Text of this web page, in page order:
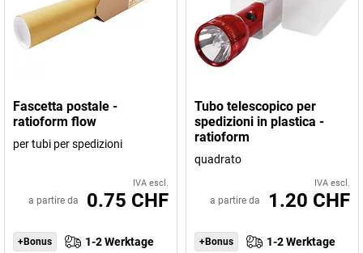
Fascetta postale -
ratioform flow
per tubi per spedizioni
IVA escl.
a partire da 0.75 CHF
+Bonus 1-2 Werktage
Tubo telescopico per
spedizioni in plastica -
ratioform
quadrato
IVA escl.
a partire da 1.20 CHF
+Bonus 1-2 Werktage